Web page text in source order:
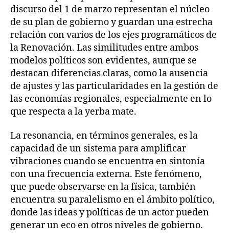
discurso del 1 de marzo representan el núcleo
de su plan de gobierno y guardan una estrecha
relación con varios de los ejes programáticos de
la Renovación. Las similitudes entre ambos
modelos políticos son evidentes, aunque se
destacan diferencias claras, como la ausencia
de ajustes y las particularidades en la gestión de
las economías regionales, especialmente en lo
que respecta a la yerba mate.
La resonancia, en términos generales, es la
capacidad de un sistema para amplificar
vibraciones cuando se encuentra en sintonía
con una frecuencia externa. Este fenómeno,
que puede observarse en la física, también
encuentra su paralelismo en el ámbito político,
donde las ideas y políticas de un actor pueden
generar un eco en otros niveles de gobierno.